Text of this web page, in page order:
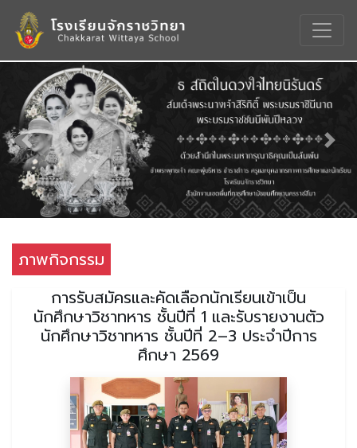
Previous Next
ภาพกิจกรรม
การรับสมัครและคัดเลือกนักเรียนเข้าเป็น
นักศึกษาวิชาทหาร ชั้นปีที่ 1 และรับรายงานตัว
นักศึกษาวิชาทหาร ชั้นปีที่ 2–3 ประจำปีการ
ศึกษา 2569